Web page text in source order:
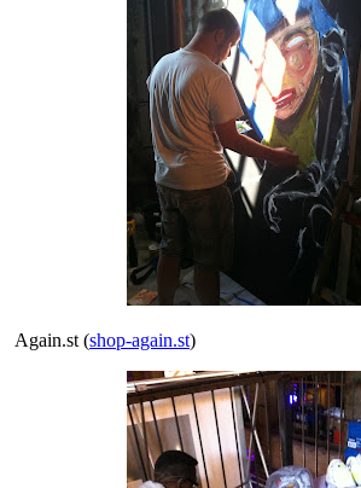
Again.st (shop-again.st)